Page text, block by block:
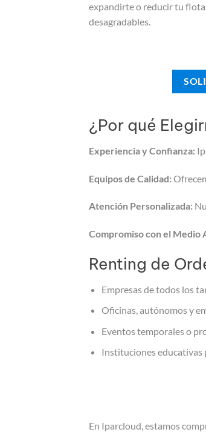
expandirte o reducir tu flota
desagradables.
¿Por qué
Experiencia y Confianza:
Equipos de Calidad:
Atención Personalizada:
Compromiso con el Medio
Renting de
Empresas de todos los
Oficinas, autónomos y
Eventos temporales o
Instituciones educativas
En Iparcloud, estamos